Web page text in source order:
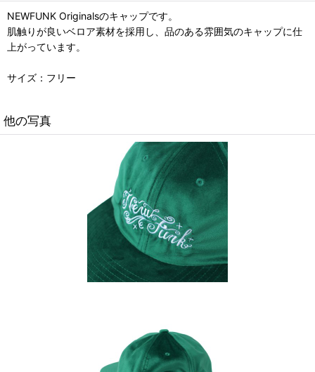
NEWFUNK Originalsのキャップです。
肌触りが良いベロア素材を採用し、品のある雰囲気のキャップに仕
上がっています。
サイズ：フリー
他の写真